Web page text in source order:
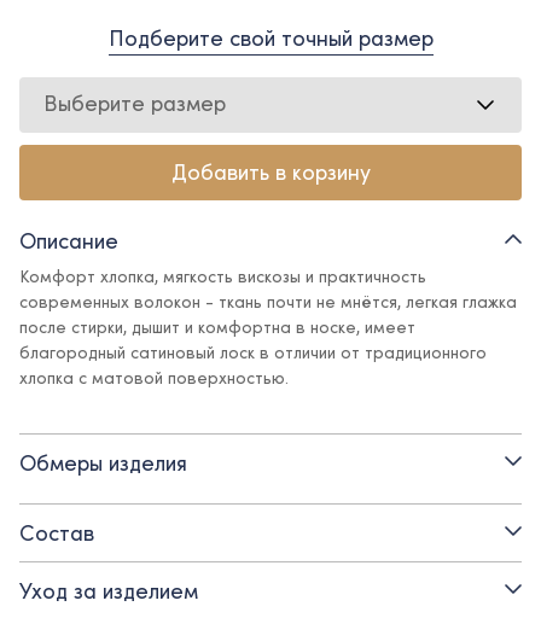
Подберите свой точный размер
Выберите размер
Добавить в корзину
Описание
Комфорт хлопка, мягкость вискозы и практичность
современных волокон - ткань почти не мнётся, легкая глажка
после стирки, дышит и комфортна в носке, имеет
благородный сатиновый лоск в отличии от традиционного
хлопка с матовой поверхностью.
Блуза с оборкой по планке - лаконичная, сдержанно
нарядная, она будет уместна для любого случая – для школы,
для праздника, для повседневной носки, для прогулок и
походов в театр.
- Застежка спереди на жемчужные пуговицы
Обмеры изделия
Состав
Уход за изделием